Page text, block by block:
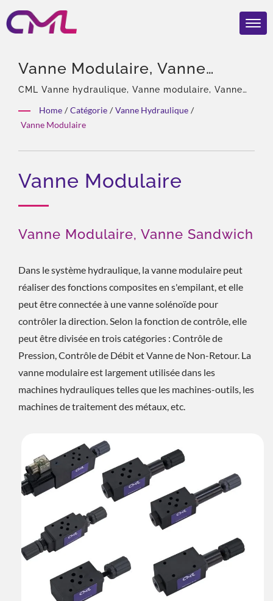
Vanne Modulaire, Vanne
Sandwich | Vannes Et Pompes
Hydrauliques Certifiées
Mondialement – CML
Remporte Le Prix REBRAND
100® 2024
CML Vanne hydraulique, Vanne modulaire, Vanne
Home / Catégorie / Vanne Hydraulique /
Vanne Modulaire
Vanne Modulaire
Vanne Modulaire, Vanne Sandwich
Dans le système hydraulique, la vanne modulaire peut
réaliser des fonctions composites en s'empilant, et elle
peut être connectée à une vanne solénoïde pour
contrôler la direction. Selon la fonction de contrôle, elle
peut être divisée en trois catégories : Contrôle de
Pression, Contrôle de Débit et Vanne de Non-Retour. La
vanne modulaire est largement utilisée dans les
machines hydrauliques telles que les machines-outils, les
machines de traitement des métaux, etc.